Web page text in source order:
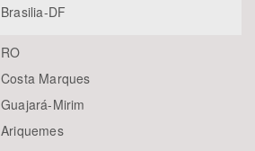
Brasilia-DF
RO
Costa Marques
Guajará-Mirim
Ariquemes